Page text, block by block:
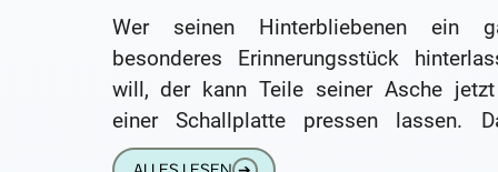
Wer seinen Hinterbliebenen ein
besonderes Erinnerungsstück
will, der kann Teile seiner Asche
einer Schallplatte pressen lassen.
heißt es in Zukunft nicht mehr: „Komm,